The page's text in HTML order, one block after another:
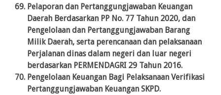
Pelaporan dan Pertanggungjawaban Keuangan
Daerah Berdasarkan PP No. 77 Tahun 2020, dan
Pengelolaan dan Pertanggungjawaban Barang
Milik Daerah, serta perencanaan dan pelaksanaan
Perjalanan dinas dalam negeri dan luar negeri
berdasarkan PERMENDAGRI 29 Tahun 2016.
Pengelolaan Keuangan Bagi Pelaksanaan Verifikasi
Pertanggungjawaban Keuangan SKPD.